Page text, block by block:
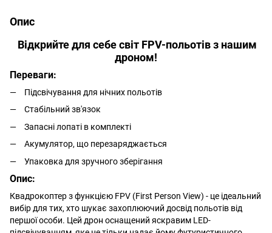
Опис
Відкрийте для себе світ FPV-польотів з нашим
дроном!
Переваги:
Підсвічування для нічних польотів
Стабільний зв'язок
Запасні лопаті в комплекті
Акумулятор, що перезаряджається
Упаковка для зручного зберігання
Опис:
Квадрокоптер з функцією FPV (First Person View) - це ідеальний
вибір для тих, хто шукає захоплюючий досвід польотів від
першої особи. Цей дрон оснащений яскравим LED-